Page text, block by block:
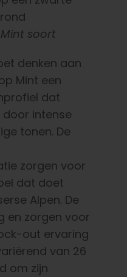
soort
denken aan
Mint een
dat
intense
tonen. De
zorgen voor
dat doet
Alpen. De
en zorgen voor
out ervaring
van 26
om zijn